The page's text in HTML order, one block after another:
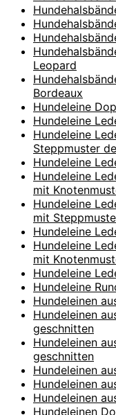
Leopard
Bordeaux
Hundeleine
Hundeleine
Hundeleine
Steppmuster
Hundeleine
Hundeleine
mit
Hundeleine
mit
Hundeleine
Hundeleine
mit
Hundeleine
Hundeleine
Hundeleinen
Hundeleinen
geschnitten
Hundeleinen
geschnitten
Hundeleinen
Hundeleinen
Hundeleinen
Hundeleinen